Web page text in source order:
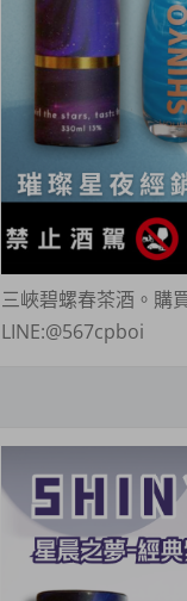
三峽碧螺春茶酒。購
LINE:@567cpboi